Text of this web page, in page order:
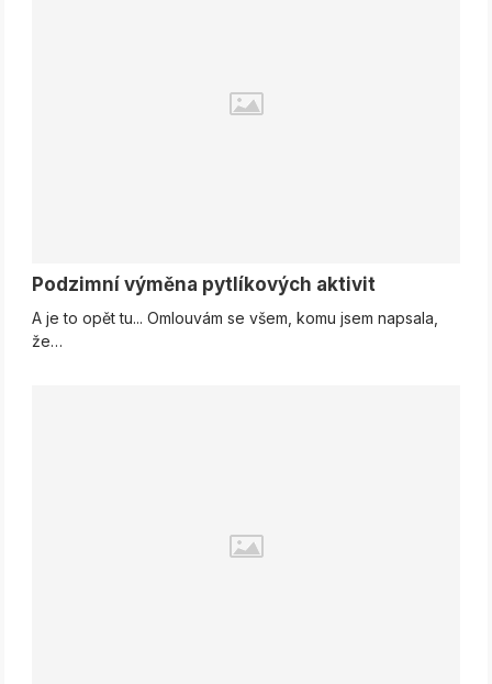
Podzimní výměna pytlíkových aktivit
A je to opět tu... Omlouvám se všem, komu jsem napsala,
že…